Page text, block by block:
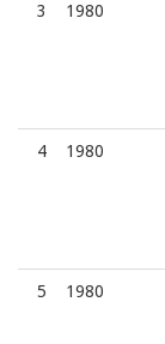
3 1980
4 1980
5 1980